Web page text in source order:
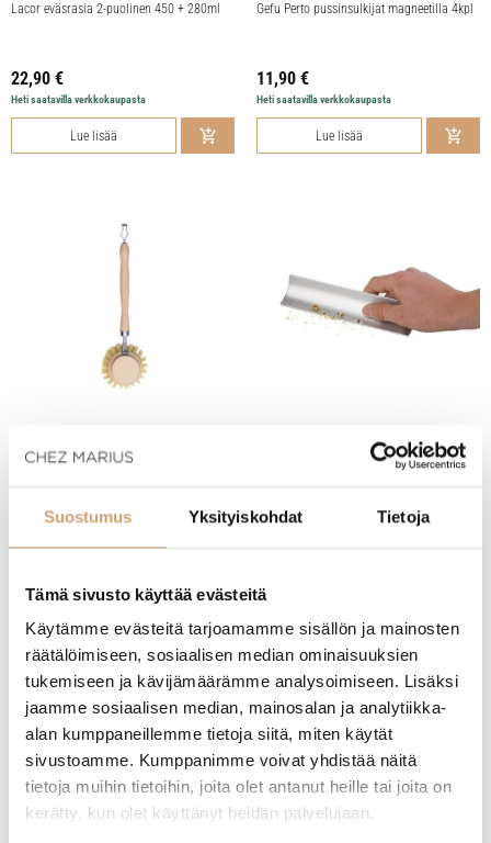
Suostumus Yksityiskohdat Tietoja
Tämä sivusto käyttää evästeitä
Käytämme evästeitä tarjoamamme sisällön ja mainosten
räätälöimiseen, sosiaalisen median ominaisuuksien
tukemiseen ja kävijämäärämme analysoimiseen. Lisäksi
jaamme sosiaalisen median, mainosalan ja analytiikka-
alan kumppaneillemme tietoja siitä, miten käytät
sivustoamme. Kumppanimme voivat yhdistää näitä
tietoja muihin tietoihin, joita olet antanut heille tai joita on
kerätty, kun olet käyttänyt heidän palvelujaan.
Lacor eväsrasia 2-puolinen 450 + 280ml
22,90 €
Heti saatavilla verkkokaupasta
Lue lisää
Gefu Perto pussinsulkijat magneetilla 4kpl
11,90 €
Heti saatavilla verkkokaupasta
Lue lisää
Klawe puinen tiskiharja pyökkiä 20 x 5,5cm
6,90€
Heti saatavilla verkkokaupasta
APS teräksinen murulasta 19 x 4,5 cm
11,90€
Heti saatavilla verkkokaupasta